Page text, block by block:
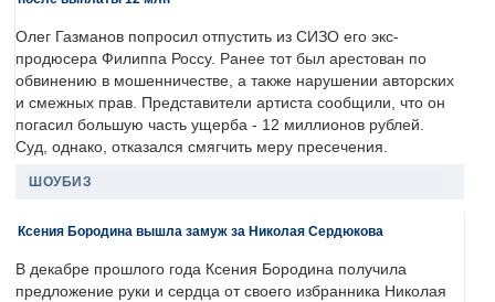
Олег Газманов попросил отпустить из СИЗО его экс-
продюсера Филиппа Россу. Ранее тот был арестован по
обвинению в мошенничестве, а также нарушении авторских
и смежных прав. Представители артиста сообщили, что он
погасил большую часть ущерба - 12 миллионов рублей.
Суд, однако, отказался смягчить меру пресечения.
ШОУБИЗ
Ксения Бородина вышла замуж за Николая Сердюкова
В декабре прошлого года Ксения Бородина получила
предложение руки и сердца от своего избранника Николая